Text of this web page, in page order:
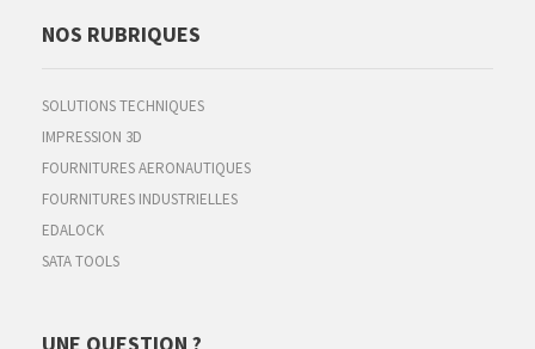
NOS RUBRIQUES
SOLUTIONS TECHNIQUES
IMPRESSION 3D
FOURNITURES AERONAUTIQUES
FOURNITURES INDUSTRIELLES
EDALOCK
SATA TOOLS